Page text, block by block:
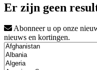
Er zijn geen
Abonneer u op onze
nieuws en kortingen.